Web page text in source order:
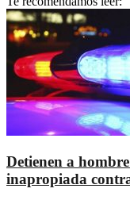
Detienen a
inapropiada